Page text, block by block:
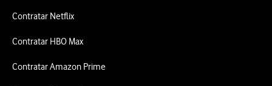
Contratar Netflix
Contratar HBO Max
Contratar Amazon Prime